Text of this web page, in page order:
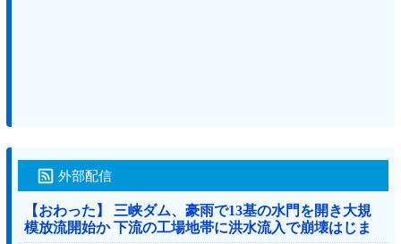
外部配信
【おわった】 三峡ダム、豪雨で13基の水門を開き大規
模放流開始か 下流の工場地帯に洪水流入で崩壊はじま